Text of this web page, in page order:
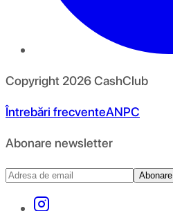
Copyright 2026CashClub
Întrebări frecventeANPC
Abonare newsletter
Abonare